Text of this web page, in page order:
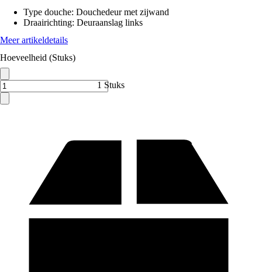
Type douche: Douchedeur met zijwand
Draairichting: Deuraanslag links
Meer artikeldetails
Hoeveelheid (Stuks)
1 Stuks